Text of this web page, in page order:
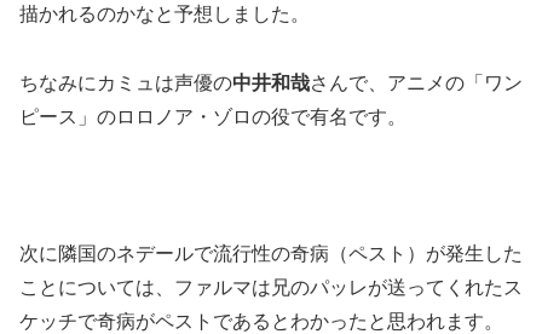
描かれるのかなと予想しました。
ちなみにカミュは声優の中井和哉さんで、アニメの「ワン
ピース」のロロノア・ゾロの役で有名です。
次に隣国のネデールで流行性の奇病（ペスト）が発生した
ことについては、ファルマは兄のパッレが送ってくれたス
ケッチで奇病がペストであるとわかったと思われます。